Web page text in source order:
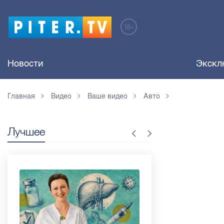
Новости
Главная Видео Ваше видео Авто
Лучшее